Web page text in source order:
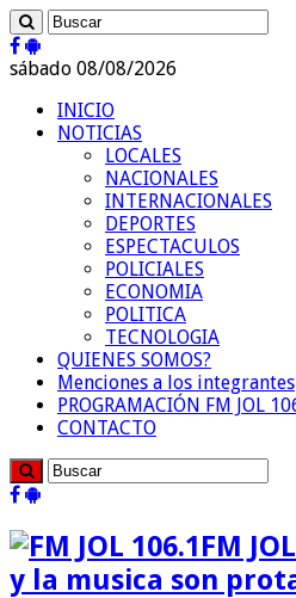
sábado 08/08/2026
INICIO
NOTICIAS
LOCALES
NACIONALES
INTERNACIONALES
DEPORTES
ESPECTACULOS
POLICIALES
ECONOMIA
POLITICA
TECNOLOGIA
QUIENES SOMOS?
Menciones a los integrantes
PROGRAMACIÓN FM JOL
CONTACTO
FM
y la musica son